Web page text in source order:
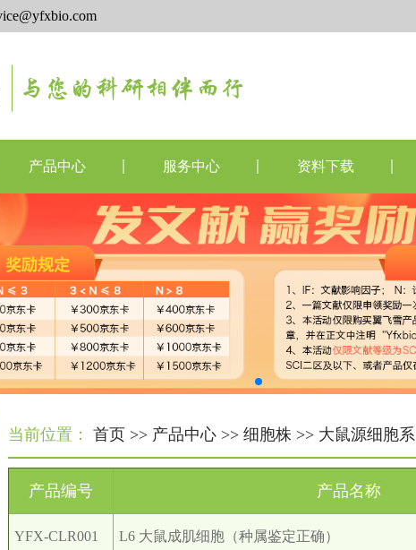
产品中心 服务中心 资料下载
当前位置： 首页 >> 产品中心 >> 细胞株 >> 大鼠源细胞系
产品编号 产品名称
YFX-CLR001 L6 大鼠成肌细胞（种属鉴定正确）